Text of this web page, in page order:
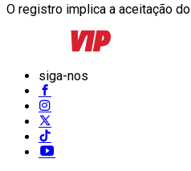
O registro implica a aceitação do
siga-nos